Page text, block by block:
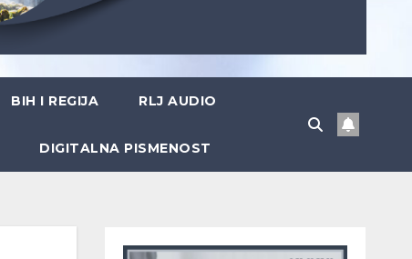
BIH I REGIJA RLJ AUDIO
DIGITALNA PISMENOST